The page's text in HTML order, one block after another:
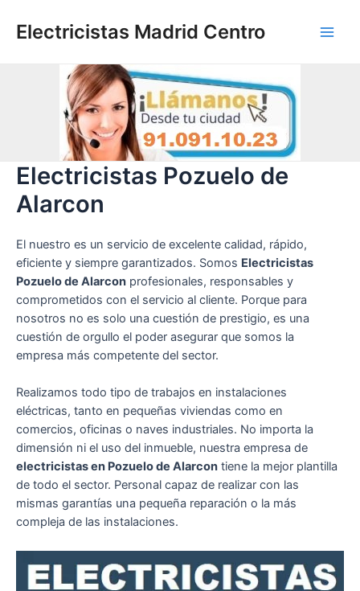
Electricistas Madrid Centro
Electricistas Pozuelo de
Alarcon
El nuestro es un servicio de excelente calidad, rápido,
eficiente y siempre garantizados. Somos Electricistas
Pozuelo de Alarcon profesionales, responsables y
comprometidos con el servicio al cliente. Porque para
nosotros no es solo una cuestión de prestigio, es una
cuestión de orgullo el poder asegurar que somos la
empresa más competente del sector.
Realizamos todo tipo de trabajos en instalaciones
eléctricas, tanto en pequeñas viviendas como en
comercios, oficinas o naves industriales. No importa la
dimensión ni el uso del inmueble, nuestra empresa de
electricistas en Pozuelo de Alarcon tiene la mejor plantilla
de todo el sector. Personal capaz de realizar con las
mismas garantías una pequeña reparación o la más
compleja de las instalaciones.